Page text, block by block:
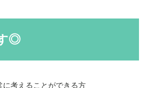
◎
考えることができる方